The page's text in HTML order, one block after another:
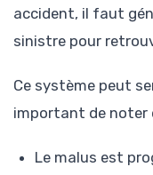
accident, il faut
sinistre pour
Ce système peut
important de noter
Le malus est